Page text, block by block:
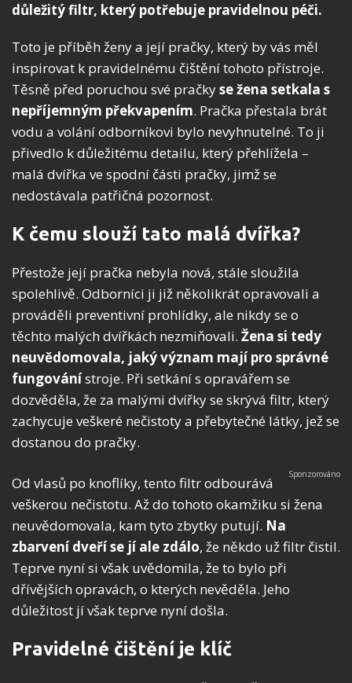
důležitý filtr, který potřebuje pravidelnou péči.
Toto je příběh ženy a její pračky, který by vás měl
inspirovat k pravidelnému čištění tohoto přístroje.
Těsně před poruchou své pračkyse žena setkala s
nepříjemným překvapením. Pračka přestala brát
vodu a volání odborníkovi bylo nevyhnutelné. To ji
přivedlo k důležitému detailu, který přehlížela –
malá dvířka ve spodní části pračky, jimž se
nedostávala patřičná pozornost.
K čemu slouží tato malá dvířka?
Přestože její pračka nebyla nová, stále sloužila
spolehlivě. Odborníci ji již několikrát opravovali a
prováděli preventivní prohlídky, ale nikdy se o
těchto malých dvířkách nezmiňovali. Žena si tedy
neuvědomovala, jaký význam mají pro správné
fungovánístroje. Při setkání s opravářem se
dozvěděla, že za malými dvířky se skrývá filtr, který
zachycuje veškeré nečistoty a přebytečné látky, jež se
dostanou do pračky.
Od vlasů po knoflíky, tento filtr odbourává
veškerou nečistotu. Až do tohoto okamžiku si žena
neuvědomovala, kam tyto zbytky putují. Na
zbarvení dveří se jí ale zdálo, že někdo už filtr čistil.
Teprve nyní si však uvědomila, že to bylo při
dřívějších opravách, o kterých nevěděla. Jeho
důležitost jí však teprve nyní došla.
Pravidelné čištění je klíč